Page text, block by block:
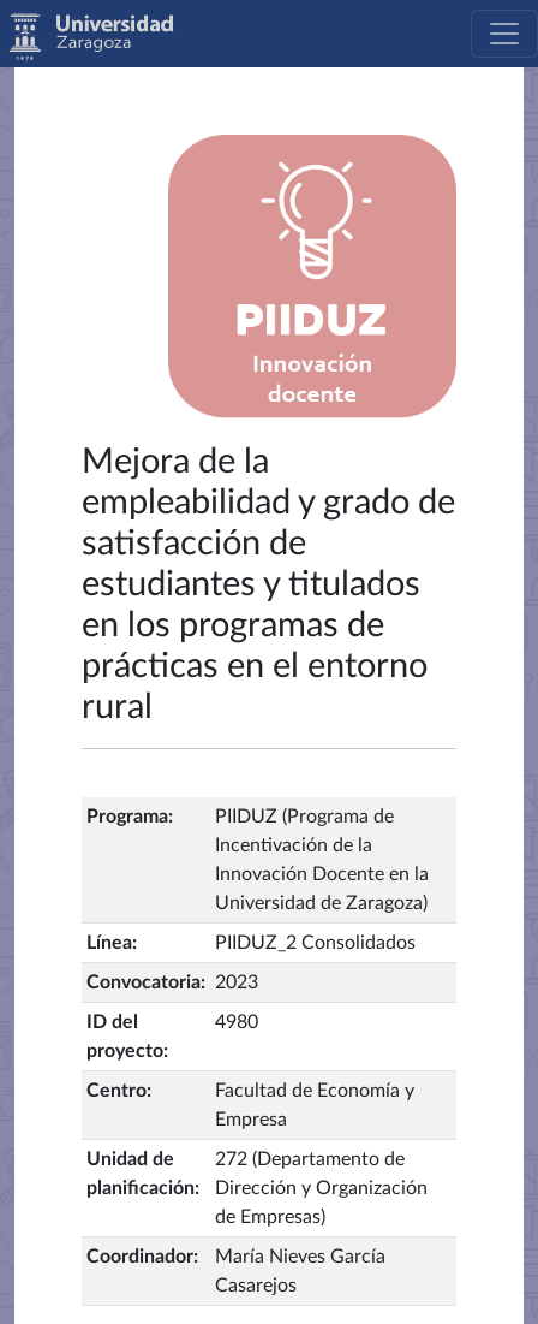
Mejora de la
empleabilidad y grado de
satisfacción de
estudiantes y titulados
en los programas de
prácticas en el entorno
rural
Programa:
PIIDUZ (Programa de
Incentivación de la
Innovación Docente en la
Universidad de Zaragoza)
Línea: PIIDUZ_2 Consolidados
Convocatoria: 2023
ID del
proyecto:
4980
Centro:
Facultad de Economía y
Empresa
Unidad de
planificación:
272 (Departamento de
Dirección y Organización
de Empresas)
Coordinador:
María Nieves García
Casarejos